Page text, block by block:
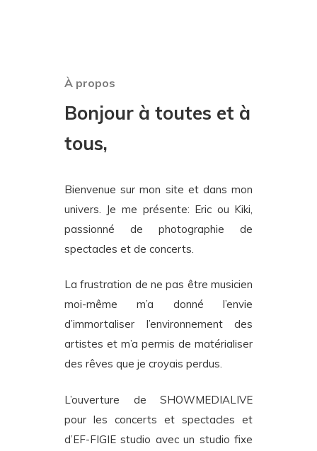
À propos
Bonjour à toutes et à
tous,
Bienvenue sur mon site et dans mon
univers. Je me présente: Eric ou Kiki,
passionné de photographie de
spectacles et de concerts.
La frustration de ne pas être musicien
moi-même m’a donné l’envie
d’immortaliser l’environnement des
artistes et m’a permis de matérialiser
des rêves que je croyais perdus.
L’ouverture de SHOWMEDIALIVE
pour les concerts et spectacles et
d’EF-FIGIE studio avec un studio fixe